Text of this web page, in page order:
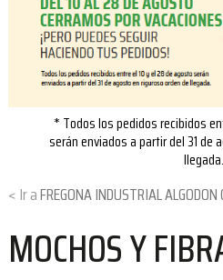
* Todos los pedidos recibidos
serán enviados a partir del 31 de
llegada.
FREGONA INDUSTRIAL ALGODON
MOCHOS Y